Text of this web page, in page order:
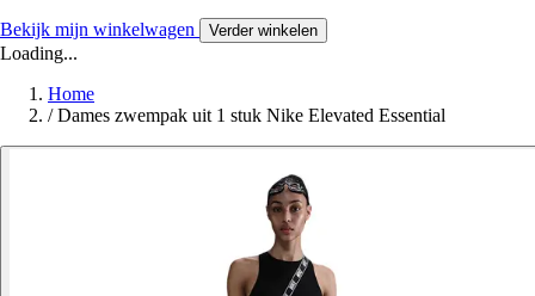
Bekijk mijn winkelwagen Verder winkelen
Loading...
Home
/ Dames zwempak uit 1 stuk Nike Elevated Essential